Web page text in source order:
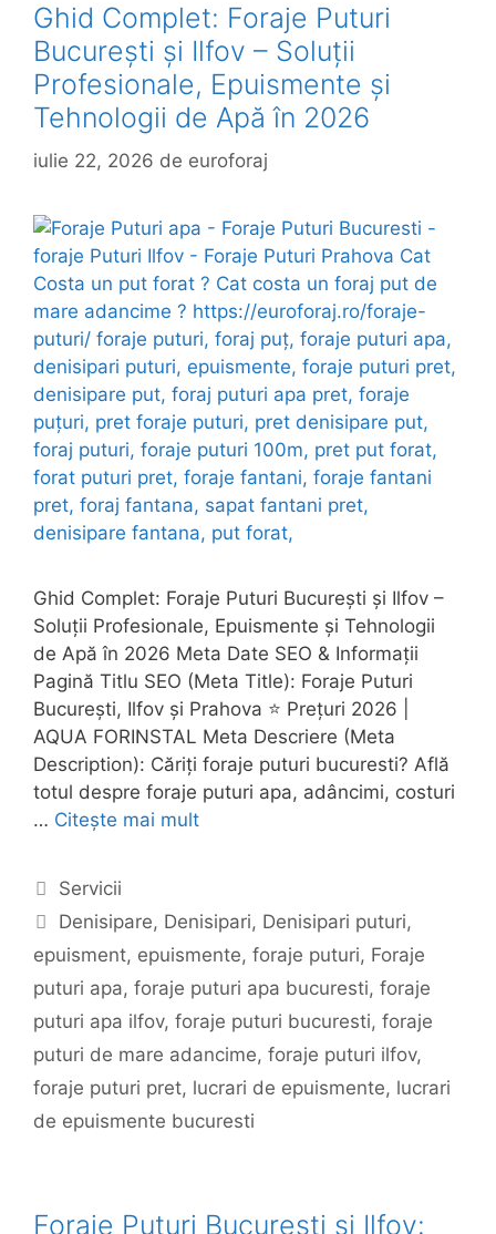
Ghid Complet: Foraje Puturi
București și Ilfov – Soluții
Profesionale, Epuismente și
Tehnologii de Apă în 2026
iulie 22, 2026 de euroforaj
Ghid Complet: Foraje Puturi București și Ilfov –
Soluții Profesionale, Epuismente și Tehnologii
de Apă în 2026 Meta Date SEO & Informații
Pagină Titlu SEO (Meta Title): Foraje Puturi
București, Ilfov și Prahova ⭐ Prețuri 2026 |
AQUA FORINSTAL Meta Descriere (Meta
Description): Căriți foraje puturi bucuresti? Află
totul despre foraje puturi apa, adâncimi, costuri
… Citește mai mult
Categorii
Servicii
Etichete
Denisipare, Denisipari, Denisipari puturi,
epuisment, epuismente, foraje puturi, Foraje
puturi apa, foraje puturi apa bucuresti, foraje
puturi apa ilfov, foraje puturi bucuresti, foraje
puturi de mare adancime, foraje puturi ilfov,
foraje puturi pret, lucrari de epuismente, lucrari
de epuismente bucuresti
Foraje Puturi București și Ilfov: